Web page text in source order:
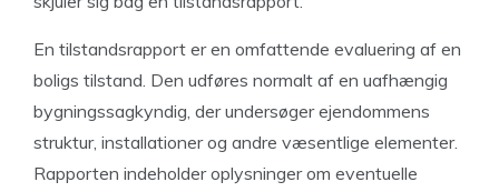
En tilstandsrapport er en omfattende evaluering af en
boligs tilstand. Den udføres normalt af en uafhængig
bygningssagkyndig, der undersøger ejendommens
struktur, installationer og andre væsentlige elementer.
Rapporten indeholder oplysninger om eventuelle